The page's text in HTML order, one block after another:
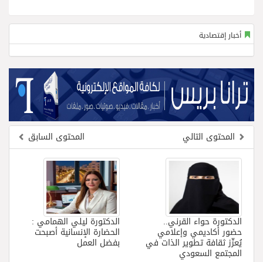
أخبار إقتصادية
المحتوى السابق المحتوى التالي
الدكتورة ليلي الهمامي :
الحضارة الإنسانية أصبحت
بفضل العمل
الدكتورة حواء القرني..
حضور أكاديمي وإعلامي
يُعزّز ثقافة تطوير الذات في
المجتمع السعودي